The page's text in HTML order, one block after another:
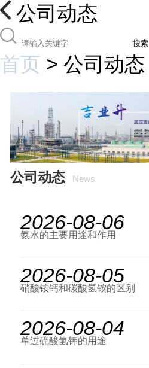
公司动态
搜索
首页 > 公司动态
公司动态 News
2026-08-06
氨水的主要用途和作用
2026-08-05
硝酸铵钙和碳酸氢铵的区别
2026-08-04
单过硫酸氢钾的用途